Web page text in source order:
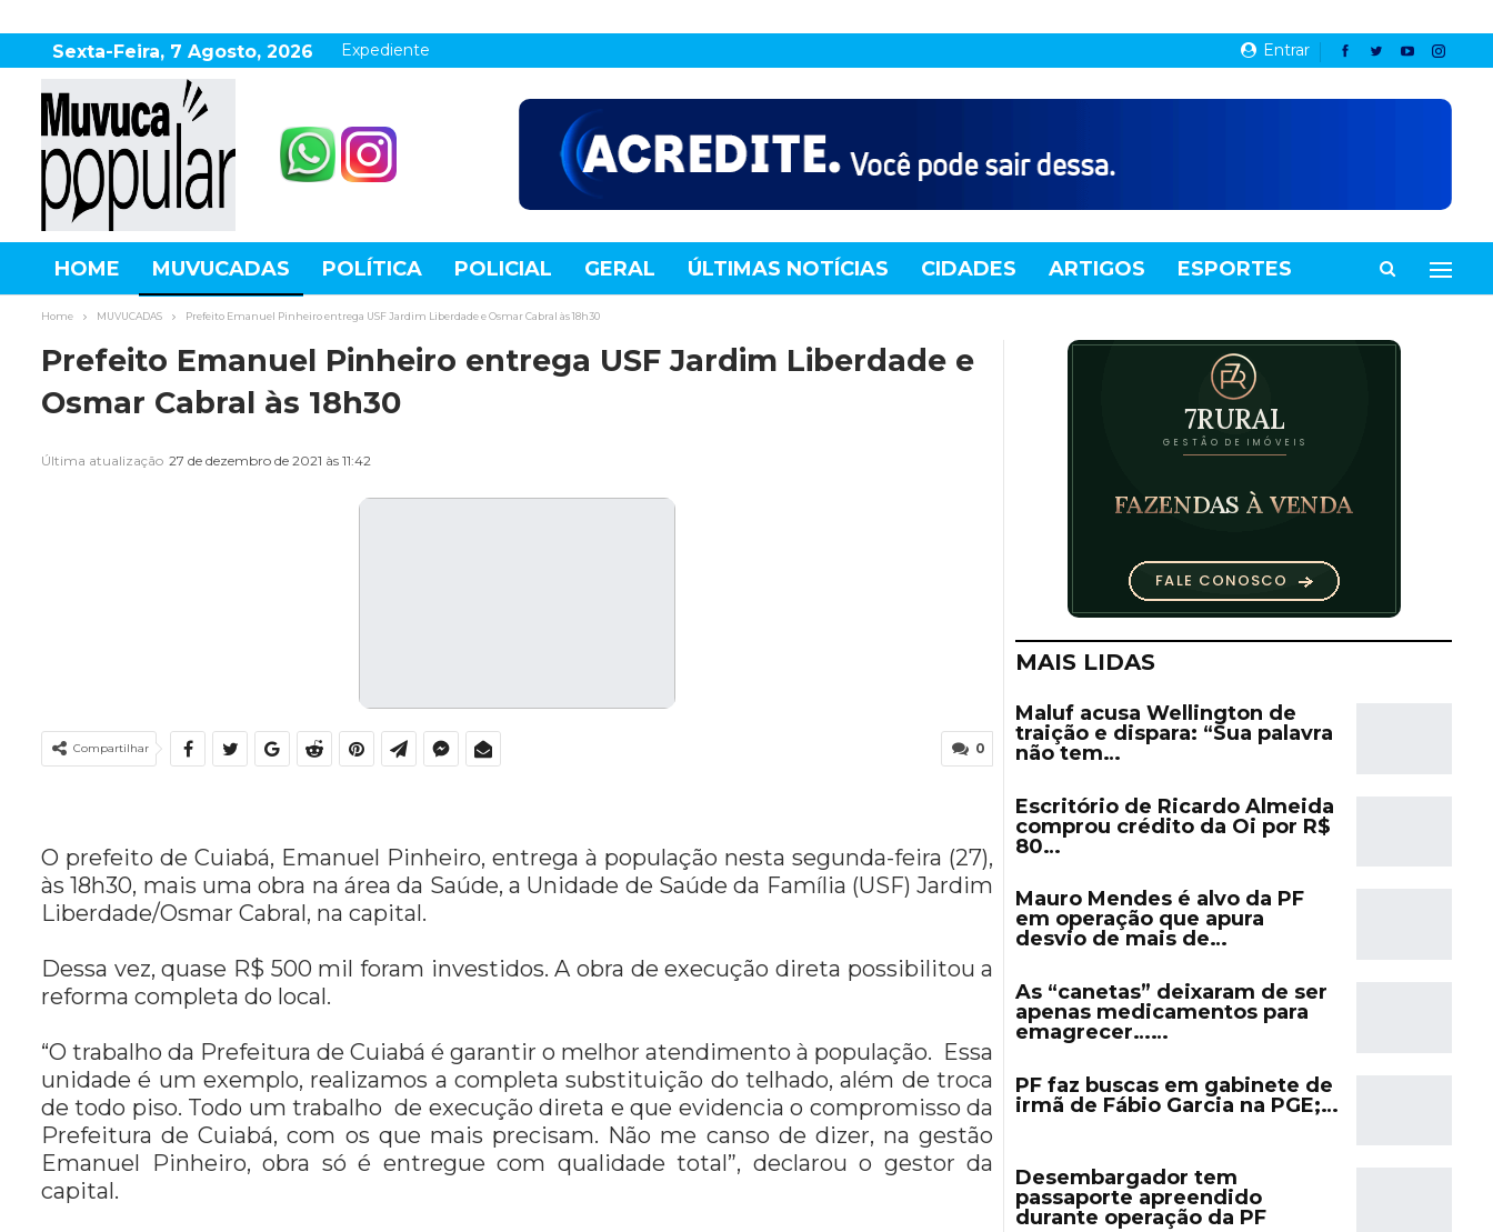
Entrar
Sexta-Feira, 7 Agosto, 2026 Expediente
HOME MUVUCADAS POLÍTICA POLICIAL GERAL ÚLTIMAS NOTÍCIAS CIDADES ARTIGOS ESPORTES
AGRONEGÓCIO DESTAQUES ESPORTE MUNDO
Home MUVUCADAS Prefeito Emanuel Pinheiro entrega USF Jardim Liberdade e Osmar Cabral às 18h30
Prefeito Emanuel Pinheiro entrega USF Jardim Liberdade e
Osmar Cabral às 18h30
Última atualização 27 de dezembro de 2021 às 11:42
0
Compartilhar
O prefeito de Cuiabá, Emanuel Pinheiro, entrega à população nesta segunda-feira (27),
às 18h30, mais uma obra na área da Saúde, a Unidade de Saúde da Família (USF) Jardim
Liberdade/Osmar Cabral, na capital.
Dessa vez, quase R$ 500 mil foram investidos. A obra de execução direta possibilitou a
reforma completa do local.
“O trabalho da Prefeitura de Cuiabá é garantir o melhor atendimento à população. Essa
unidade é um exemplo, realizamos a completa substituição do telhado, além de troca
de todo piso. Todo um trabalho de execução direta e que evidencia o compromisso da
Prefeitura de Cuiabá, com os que mais precisam. Não me canso de dizer, na gestão
Emanuel Pinheiro, obra só é entregue com qualidade total”, declarou o gestor da
capital.
MAIS LIDAS
Maluf acusa Wellington de
traição e dispara: “Sua palavra
não tem…
Escritório de Ricardo Almeida
comprou crédito da Oi por R$
80…
Mauro Mendes é alvo da PF
em operação que apura
desvio de mais de…
As “canetas” deixaram de ser
apenas medicamentos para
emagrecer……
PF faz buscas em gabinete de
irmã de Fábio Garcia na PGE;…
Desembargador tem
passaporte apreendido
durante operação da PF